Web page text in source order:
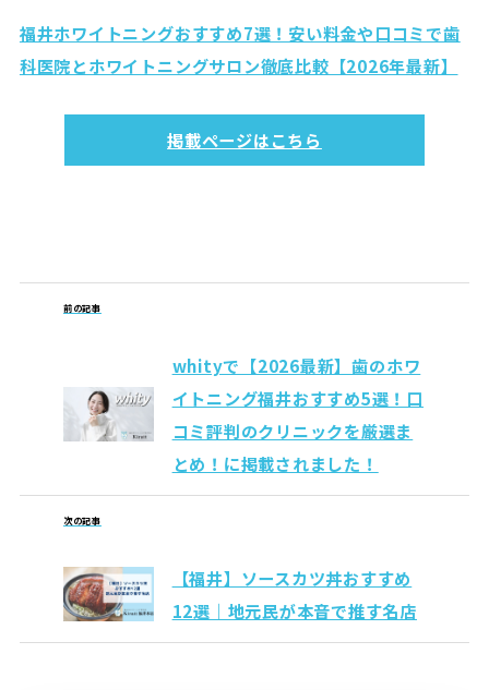
福井ホワイトニングおすすめ7選！安い料金や口コミで歯
科医院とホワイトニングサロン徹底比較【2026年最新】
掲載ページはこちら
前の記事
whityで【2026最新】歯のホワ
イトニング福井おすすめ5選！口
コミ評判のクリニックを厳選ま
とめ！に掲載されました！
次の記事
【福井】ソースカツ丼おすすめ
12選｜地元民が本音で推す名店